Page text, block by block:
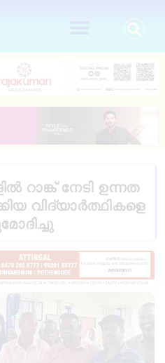
റാങ്ക് നേടി ഉന്നത
വിദ്യാർത്ഥികളെ